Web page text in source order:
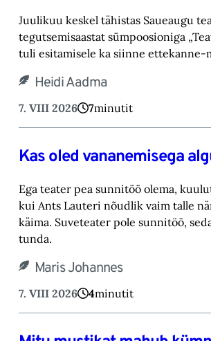
Juulikuu keskel tähistas Saueaugu
tegutsemisaastat sümpoosioniga
tuli esitamisele ka siinne ettekanne-
Heidi Aadma
7. VIII 2026 7minutit
Kas oled vananemisega
Ega teater pea sunnitöö olema,
kui Ants Lauteri nõudlik vaim talle
käima. Suveteater pole sunnitöö,
tunda.‎
Maris Johannes
7. VIII 2026 4minutit